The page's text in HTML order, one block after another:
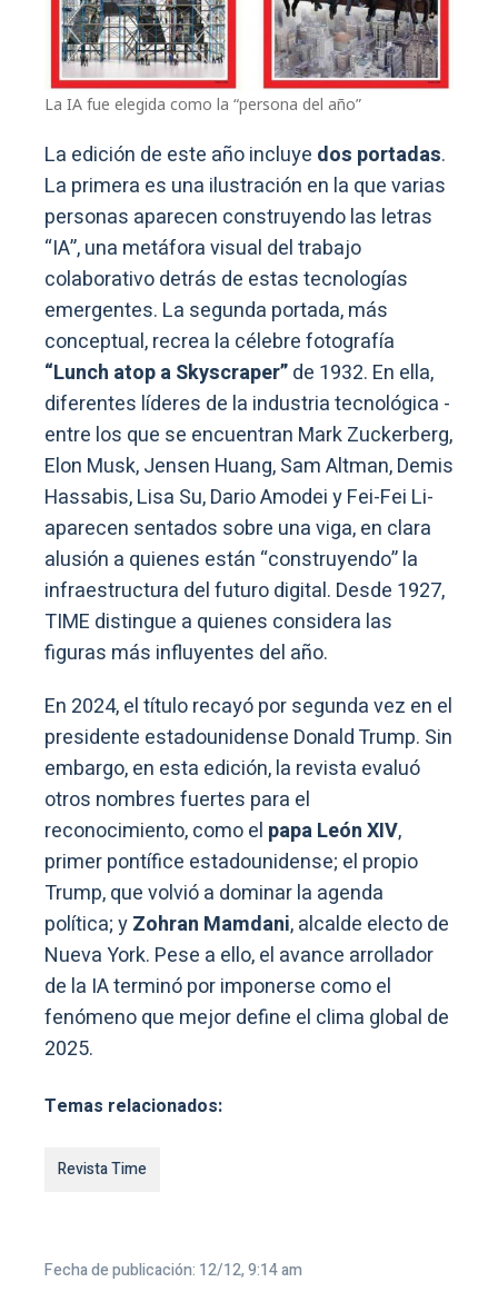
La IA fue elegida como la “persona del año”
La edición de este año incluye dos portadas.
La primera es una ilustración en la que varias
personas aparecen construyendo las letras
“IA”, una metáfora visual del trabajo
colaborativo detrás de estas tecnologías
emergentes. La segunda portada, más
conceptual, recrea la célebre fotografía
“Lunch atop a Skyscraper”de 1932. En ella,
diferentes líderes de la industria tecnológica -
entre los que se encuentran Mark Zuckerberg,
Elon Musk, Jensen Huang, Sam Altman, Demis
Hassabis, Lisa Su, Dario Amodei y Fei-Fei Li-
aparecen sentados sobre una viga, en clara
alusión a quienes están “construyendo” la
infraestructura del futuro digital. Desde 1927,
TIME distingue a quienes considera las
figuras más influyentes del año.
En 2024, el título recayó por segunda vez en el
presidente estadounidense Donald Trump. Sin
embargo, en esta edición, la revista evaluó
otros nombres fuertes para el
reconocimiento, como el papa León XIV,
primer pontífice estadounidense; el propio
Trump, que volvió a dominar la agenda
política; yZohran Mamdani, alcalde electo de
Nueva York. Pese a ello, el avance arrollador
de la IA terminó por imponerse como el
fenómeno que mejor define el clima global de
2025.
Temas relacionados:
Revista Time
Fecha de publicación: 12/12, 9:14 am